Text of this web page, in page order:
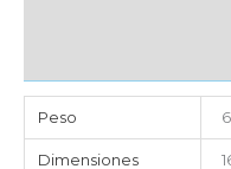
Peso
Dimensiones